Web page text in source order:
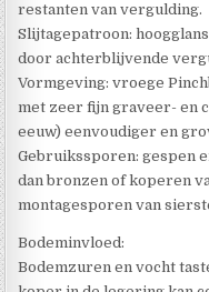
restanten van vergulding.
Slijtagepatroon:
door achterblijvende
Vormgeving: vroege
met zeer fijn graveer- en
eeuw) eenvoudiger en
Gebruikssporen: gespen
dan bronzen of koperen
montagesporen van
Bodeminvloed:
Bodemzuren en vocht